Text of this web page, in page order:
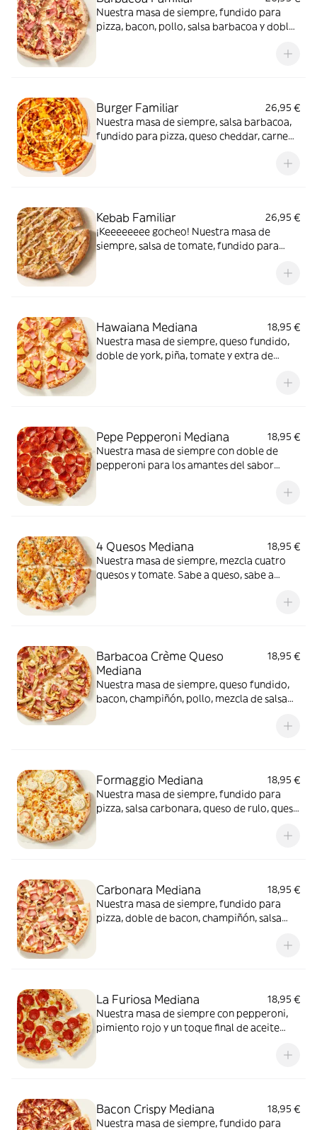
Nuestra masa de siempre, fundido para
pizza, bacon, pollo, salsa barbacoa y doble
Burger Familiar
26,95 €
Nuestra masa de siempre, salsa barbacoa,
fundido para pizza, queso cheddar, carne
Kebab Familiar
26,95 €
¡Keeeeeeee gocheo! Nuestra masa de
siempre, salsa de tomate, fundido para
Hawaiana Mediana
18,95 €
Nuestra masa de siempre, queso fundido,
doble de york, piña, tomate y extra de
Pepe Pepperoni Mediana
18,95 €
Nuestra masa de siempre con doble de
pepperoni para los amantes del sabor
4 Quesos Mediana
18,95 €
Nuestra masa de siempre, mezcla cuatro
quesos y tomate. Sabe a queso, sabe a
Barbacoa Crème Queso
Mediana
18,95 €
Nuestra masa de siempre, queso fundido,
bacon, champiñón, pollo, mezcla de salsa
Formaggio Mediana
18,95 €
Nuestra masa de siempre, fundido para
pizza, salsa carbonara, queso de rulo, queso
cheddar, gouda, emmental , mozzarella y
Carbonara Mediana
18,95 €
Nuestra masa de siempre, fundido para
pizza, doble de bacon, champiñón, salsa
La Furiosa Mediana
18,95 €
Nuestra masa de siempre con pepperoni,
pimiento rojo y un toque final de aceite
Bacon Crispy Mediana
18,95 €
Nuestra masa de siempre, fundido para